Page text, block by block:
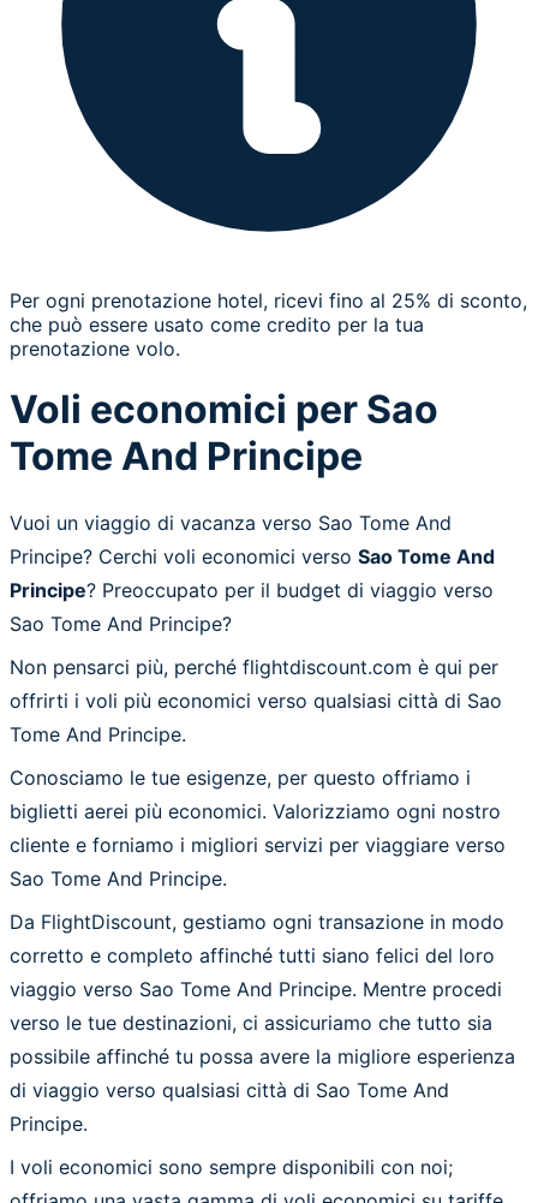
Per ogni prenotazione hotel, ricevi fino al 25% di sconto,
che può essere usato come credito per la tua
prenotazione volo.
Voli economici per Sao
Tome And Principe
Vuoi un viaggio di vacanza verso Sao Tome And
Principe? Cerchi voli economici verso Sao Tome And
Principe? Preoccupato per il budget di viaggio verso
Sao Tome And Principe?
Non pensarci più, perché flightdiscount.com è qui per
offrirti i voli più economici verso qualsiasi città di Sao
Tome And Principe.
Conosciamo le tue esigenze, per questo offriamo i
biglietti aerei più economici. Valorizziamo ogni nostro
cliente e forniamo i migliori servizi per viaggiare verso
Sao Tome And Principe.
Da FlightDiscount, gestiamo ogni transazione in modo
corretto e completo affinché tutti siano felici del loro
viaggio verso Sao Tome And Principe. Mentre procedi
verso le tue destinazioni, ci assicuriamo che tutto sia
possibile affinché tu possa avere la migliore esperienza
di viaggio verso qualsiasi città di Sao Tome And
Principe.
I voli economici sono sempre disponibili con noi;